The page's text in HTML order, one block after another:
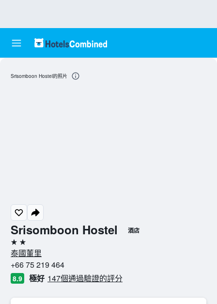
Srisomboon Hostel 酒店
2星級
泰國董里
+66 75 219 464
8.9 極好 147個通過驗證的評分
Srisomboon Hostel的照片